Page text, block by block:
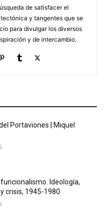
de satisfacer el
y tangentes que se
para divulgar los diversos
y de intercambio.
Portaviones | Miquel
Ideología,
crisis, 1945-1980